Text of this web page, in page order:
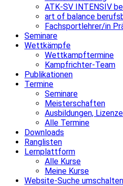
ATK-SV INTENSIV
art of balance
Fachsportlehrer/in
Seminare
Wettkämpfe
Wettkampftermine
Kampfrichter-Team
Publikationen
Termine
Seminare
Meisterschaften
Ausbildungen,
Alle Termine
Downloads
Ranglisten
Lernplattform
Alle Kurse
Meine Kurse
Website-Suche umschalten